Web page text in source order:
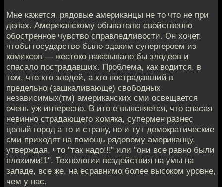
Мне кажется, рядовые американцы не то что не при
делах. Американскому обывателю свойственно
обостренное чувство справледливости. Он хочет,
чтобы государство было эдаким супергероем из
комиксов — жестоко наказывало бы злодеев и
спасало пострадавших. Проблема, как водится, в
том, что кто злодей, а кто пострадавший в
предельно (зашкаливающе) свободных
независимых(тм) американских сми освещается
очень уж интересно. В итоге выясняется, что спасая
невинно страдающего хомяка, супермен разнес
целый город а то и страну, но и тут демократические
сми приходят на помощь рядовому американцу,
утверждая, что "так надо!!!" или "они все равно были
плохими!1". Технологии воздействия на умы на
западе, все же, на есравнимо более высоком уровне,
чем у нас.